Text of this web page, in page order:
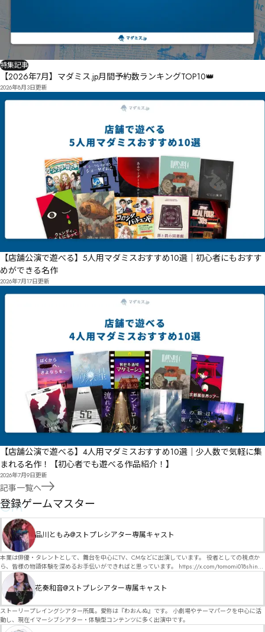
㆞ㆰ倘纈㇄㇘ㅈㆲ㇜ㆱㅌ孤ㆻ惊浞ㆾ岷癱ㆨ㇧ㆡ礻㇡惯ㆿㅛㆸ㇨㇯厇皇ㆷ㇀胂ㇵ僀ㇲㆬ㇏㇁ㇴ㇘㇋㇙ㅯ
稫ㆽ㇞泯倖攞崑枺厴㇨ƫƶƮƮ㇪㇯ㆂ崻眔膉ㇴ勮器㉲㉜㉽㈻ㇷ㇗㈘㆐浊嵄㈁顶㇫㇙㆘
㉡㊄㉞㉋㈯儝盇ㇷ㈀嵨嵇浞偟倱傝㈏㈂ㆬ
㈔㈰ㆰ㉸㊛㉵㉢㉆殀揆㈐㉃謺绚㈩侼㈡㈊㇋㈄㉅㇃㈠㈊㈴㈰㉐㉛㉍㉗㇘㈯㈳拭㈧㈾颢㈧㈽㉂㈡㇗浢懍
㈲㉎璗溣㉊鬌㉓倡傡㈴浤㉽㉋㉔㈱㈴㉝㉗㈳㉾㉣ㇵ㊨㋀㋳渇㉨鋢幆㉈㊰㊢㋪唖㉘㉨㉇㊏傐㉵撆秭㉠㉰
㊖㉝㉶㈏㉬㊜㉸㊔㋆㋞㌑渥㉣㌄㌕㌅㋷㋂㊋㋗㋃㋣㋢㊴擟㉹㊏㉷㊳㊘㉭㉻㊕㉷㊐㊍瘵睡㉽浤㊊㉿㊘㊕
瀭㊼㊊迲㋊㊫㊆㉅
ꄟ賴孢㋊㊸㌄㌔㍉㌸㍋賽㋐㊺㊞㉕㌟㍂㍓㌏㍀㍍㊧儴㊡㋄㋪㍊㌤㌣㌖㍗㌫㍙㌫㋐㊴㉫饛奞溄㋖㊺㉱寮㊿
㋝诵羕㋸宑㊼㋧㋡㋔㋈㉾㍆㍻㌿㍬㋪㋚㋪㋳接捺㋷㊊㋐㎇㎈㌠㊏㋹㌣㋱㋝㋽㋕㊗㋽㋮㋷㊛
劧兗礢㌊㌏㊭鑳慎㌒僒酑儰尒擏㊷㌪㌋㋱㌘㍤㎆㎐㍵㍪㎛㎨㌥尴㌅㌠㌓㌇㊽槩櫺晧盆廐赮㌫耈㍄囎㍖
㌣㍔㌸㌺呙苐㌼刨娀㌝㌔㍞㋖
㎞㏁㎛㎈㍅㌿㌠㍃㋟㍡㌦㍂㍩㍆㍌㍫㍉㌶㍲苬㌲㍊㌷㍐㍍㍖㍉㋳
特集記事
【2026年7月】マダミス.jp月間予約数ランキングTOP10👑
2026年8月3日更新
【店舗公演で遊べる】5人用マダミスおすすめ10選｜初心者にもおすす
めができる名作
2026年7月17日更新
【店舗公演で遊べる】4人用マダミスおすすめ10選｜少人数で気軽に集
まれる名作！【初心者でも遊べる作品紹介！】
2026年7月9日更新
記事一覧へ
GM
登録ゲームマスター
品川ともみ@ストプレシアター専属キャスト
本業は俳優・タレントとして、舞台を中心にTV、CMなどに出演しています。 役者としての視点か
ら、皆様の物語体験を深めるお手伝いができればと思っています。 https://x.com/tomomi018shin?
s=11 活動内容はSNSにて投稿しています。 SPT所属。 ストーリープレイングシアター「星詠みの
標」にてGMデビュー。 ボードゲーム×体感型演劇 イマーシブカフェ「コアクト」(不定期開催)出
演中。
花奏和音@ストプレシアター専属キャスト
ストーリープレイングシアター所属。愛称は『わおんぬ』です。 小劇場やテーマパークを中心に活
動し、現在イマーシブシアター・体験型コンテンツに多く出演中です。